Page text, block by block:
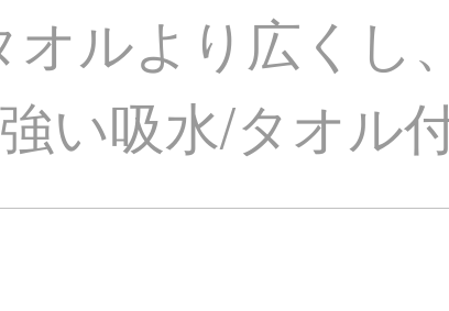
オルより広くし
い吸水/タオル付